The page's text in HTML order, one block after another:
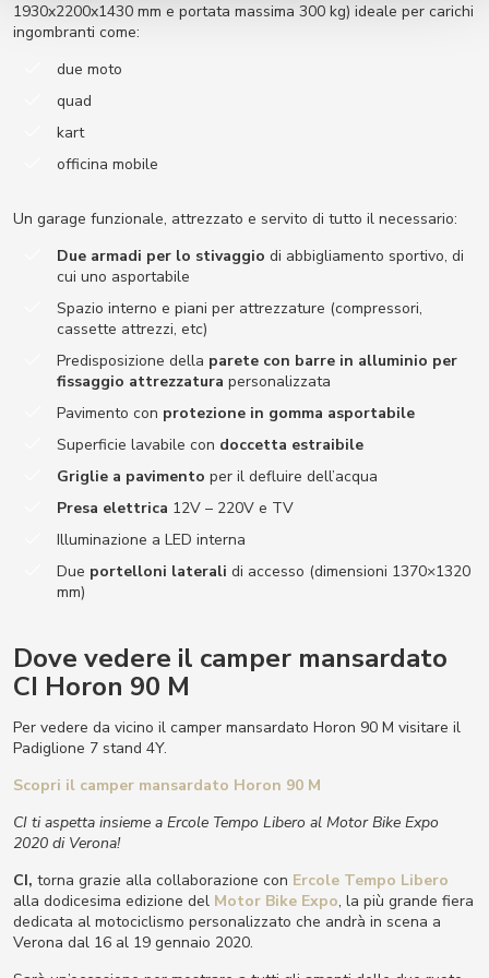
1930x2200x1430 mm e portata massima 300 kg) ideale per carichi
ingombranti come:
due moto
quad
kart
officina mobile
Un garage funzionale, attrezzato e servito di tutto il necessario:
Due armadi per lo stivaggio di abbigliamento sportivo, di
cui uno asportabile
Spazio interno e piani per attrezzature (compressori,
cassette attrezzi, etc)
Predisposizione della parete con barre in alluminio per
fissaggio attrezzatura personalizzata
Pavimento con protezione in gomma asportabile
Superficie lavabile con doccetta estraibile
Griglie a pavimento per il defluire dell’acqua
Presa elettrica 12V – 220V e TV
Illuminazione a LED interna
Due portelloni laterali di accesso (dimensioni 1370×1320
mm)
Dove vedere il camper mansardato
CI Horon 90 M
Per vedere da vicino il camper mansardato Horon 90 M visitare il
Padiglione 7 stand 4Y.
Scopri il camper mansardato Horon 90 M
CI ti aspetta insieme a Ercole Tempo Libero al Motor Bike Expo
2020 di Verona!
CI, torna grazie alla collaborazione con Ercole Tempo Libero
alla dodicesima edizione del Motor Bike Expo, la più grande fiera
dedicata al motociclismo personalizzato che andrà in scena a
Verona dal 16 al 19 gennaio 2020.